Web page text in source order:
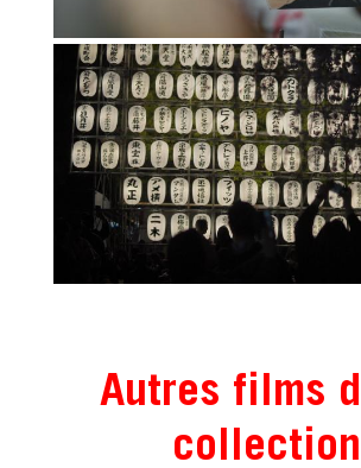
Autres films
collection